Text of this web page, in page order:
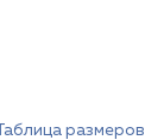
Таблица размеров